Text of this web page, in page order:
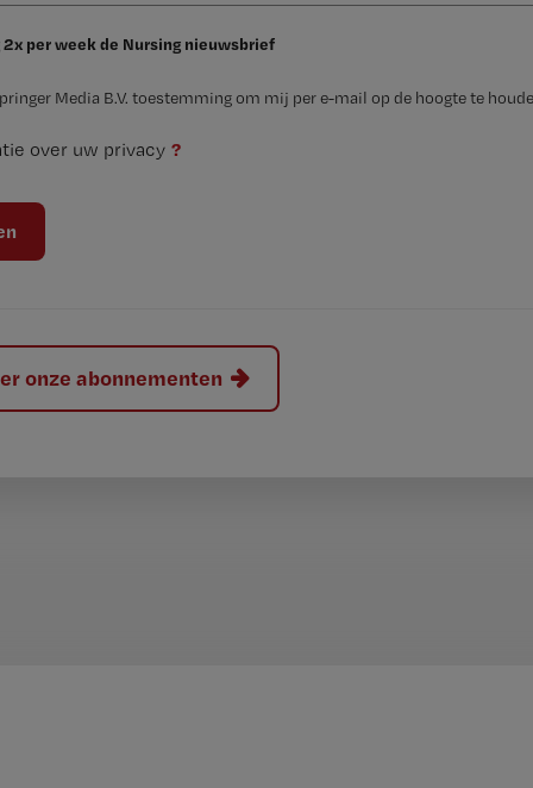
2x per week de Nursing nieuwsbrief
Media B.V. toestemming om mij per e-mail op de hoogte te
over uw privacy ?
onze abonnementen